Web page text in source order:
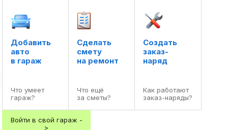
Добавить
авто
в гараж
Что умеет
гараж?
Сделать
смету
на ремонт
Что ещё
за сметы?
Создать
заказ-
наряд
Как работают
заказ-наряды?
Войти в свой гараж -
>